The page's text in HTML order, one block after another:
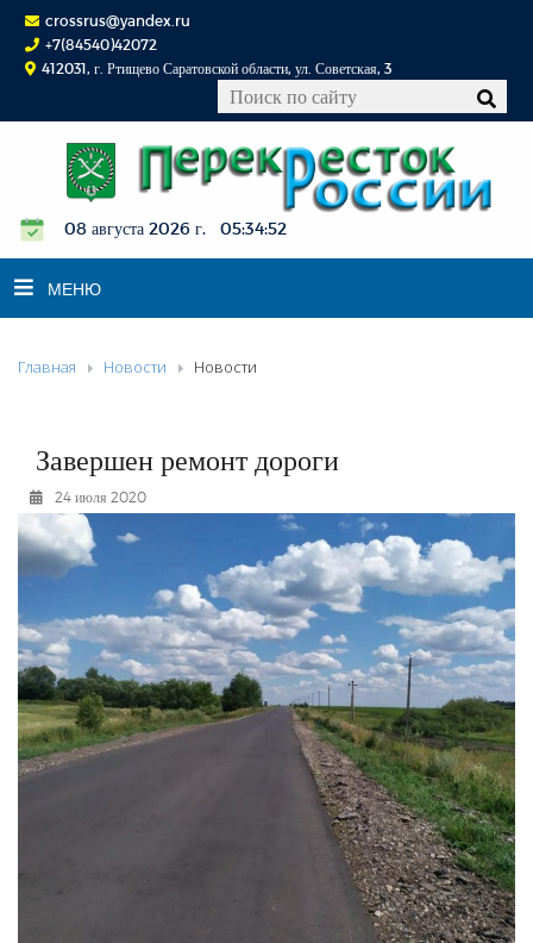
crossrus@yandex.ru
+7(84540)42072
412031, г. Ртищево Саратовской области, ул. Советская, 3
08 августа 2026 г. 05:34:53
МЕНЮ
НОВОСТИ
К СВЕДЕНИЮ
КОНКУРСЫ
ФОТОРЕПОРТАЖИ
РЕКЛАМОДАТЕЛЯМ
КОНТАКТЫ
Главная Новости Новости
Завершен ремонт дороги
24 июля 2020